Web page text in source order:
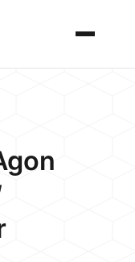
Menü